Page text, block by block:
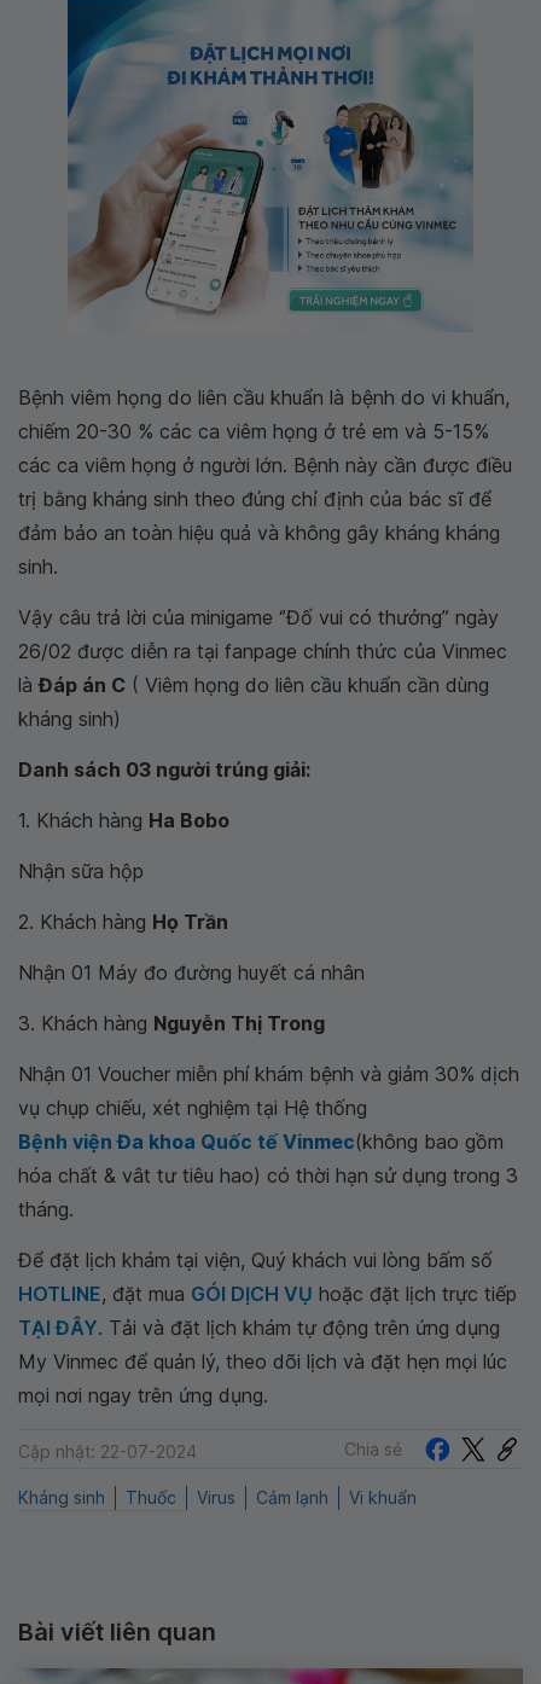
Bệnh viêm họng do liên cầu khuẩn là bệnh do vi khuẩn,
chiếm 20-30 % các ca viêm họng ở trẻ em và 5-15%
các ca viêm họng ở người lớn. Bệnh này cần được điều
trị bằng kháng sinh theo đúng chỉ định của bác sĩ để
đảm bảo an toàn hiệu quả và không gây kháng kháng
sinh.
Vậy câu trả lời của minigame ‘’Đố vui có thưởng’’ ngày
26/02 được diễn ra tại fanpage chính thức của Vinmec
làĐáp án C ( Viêm họng do liên cầu khuẩn cần dùng
kháng sinh)
Danh sách 03 người trúng giải:
1. Khách hàng Ha Bobo
Nhận sữa hộp
2. Khách hàng Họ Trần
Nhận 01 Máy đo đường huyết cá nhân
3. Khách hàng Nguyễn Thị Trong
Nhận 01 Voucher miễn phí khám bệnh và giảm 30% dịch
vụ chụp chiếu, xét nghiệm tại Hệ thống
Bệnh viện Đa khoa Quốc tế Vinmec(không bao gồm
hóa chất & vât tư tiêu hao) có thời hạn sử dụng trong 3
tháng.
Để đặt lịch khám tại viện, Quý khách vui lòng bấm số
HOTLINE, đặt mua GÓI DỊCH VỤ hoặc đặt lịch trực tiếp
TẠI ĐÂY. Tải và đặt lịch khám tự động trên ứng dụng
My Vinmec để quản lý, theo dõi lịch và đặt hẹn mọi lúc
mọi nơi ngay trên ứng dụng.
Cập nhật: 22-07-2024 Chia sẻ
Kháng sinh Thuốc Virus Cảm lạnh Vi khuẩn
Bài viết liên quan